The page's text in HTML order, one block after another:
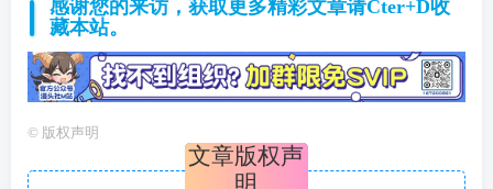
感谢您的来访，获取更多精彩文章请Cter+D收
藏本站。
© 版权声明
文章版权声
明